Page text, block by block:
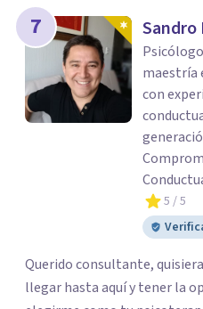
7 Sandro
maestría
con
5 / 5
Querido consultante,
llegar hasta aquí y tener la